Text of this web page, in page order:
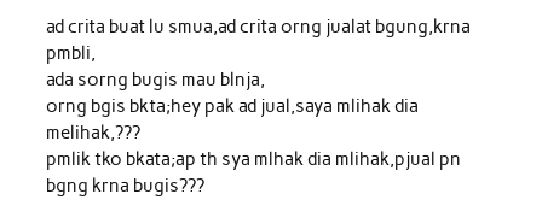
ad crita buat lu smua,ad crita orng jualat bgung,krna
pmbli,
ada sorng bugis mau blnja,
orng bgis bkta;hey pak ad jual,saya mlihak dia
melihak,???
pmlik tko bkata;ap th sya mlhak dia mlihak,pjual pn
bgng krna bugis???